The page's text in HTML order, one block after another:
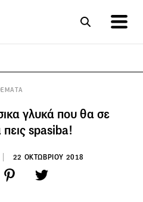
γλυκά που θα σε
spasiba!
22 ΟΚΤΩΒΡΙΟΥ 2018